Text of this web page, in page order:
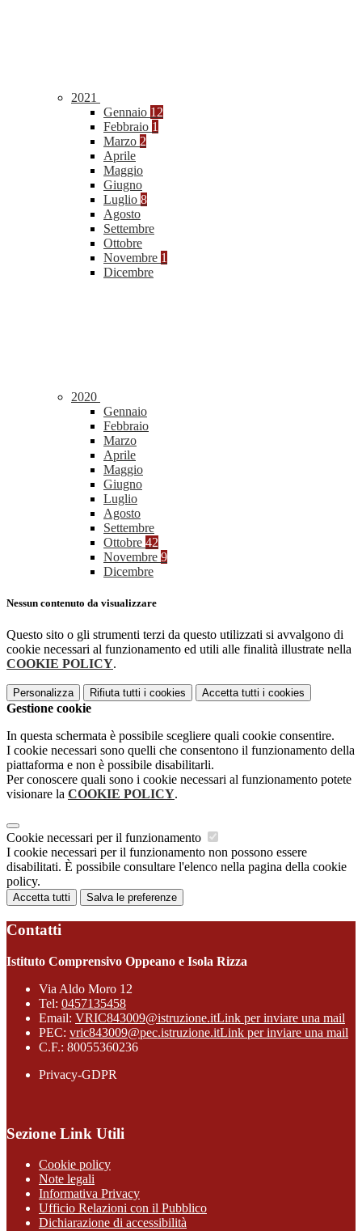
2021
Gennaio 12
Febbraio 1
Marzo 2
Aprile
Maggio
Giugno
Luglio 8
Agosto
Settembre
Ottobre
Novembre 1
Dicembre
2020
Gennaio
Febbraio
Marzo
Aprile
Maggio
Giugno
Luglio
Agosto
Settembre
Ottobre 42
Novembre 9
Dicembre
Nessun contenuto da visualizzare
Questo sito o gli strumenti terzi da questo utilizzati si avvalgono di
cookie necessari al funzionamento ed utili alle finalità illustrate nella
COOKIE POLICY.
Personalizza Rifiuta tutti i cookies Accetta tutti i cookies
Gestione cookie
In questa schermata è possibile scegliere quali cookie consentire.
I cookie necessari sono quelli che consentono il funzionamento della
piattaforma e non è possibile disabilitarli.
Per conoscere quali sono i cookie necessari al funzionamento potete
visionare la COOKIE POLICY.
Cookie necessari per il funzionamento
I cookie necessari per il funzionamento non possono essere
disabilitati. È possibile consultare l'elenco nella pagina della cookie
policy.
Accetta tutti Salva le preferenze
Contatti
Istituto Comprensivo Oppeano e Isola Rizza
Via Aldo Moro 12
Tel: 0457135458
Email: VRIC843009@istruzione.itLink per inviare una mail
PEC: vric843009@pec.istruzione.itLink per inviare una mail
C.F.: 80055360236
Privacy-GDPR
Sezione Link Utili
Cookie policy
Note legali
Informativa Privacy
Ufficio Relazioni con il Pubblico
Dichiarazione di accessibilità